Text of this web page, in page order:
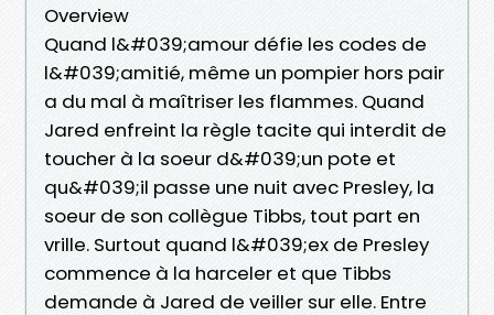
Overview
Quand l&#039;amour défie les codes de
l&#039;amitié, même un pompier hors pair
a du mal à maîtriser les flammes. Quand
Jared enfreint la règle tacite qui interdit de
toucher à la soeur d&#039;un pote et
qu&#039;il passe une nuit avec Presley, la
soeur de son collègue Tibbs, tout part en
vrille. Surtout quand l&#039;ex de Presley
commence à la harceler et que Tibbs
demande à Jared de veiller sur elle. Entre